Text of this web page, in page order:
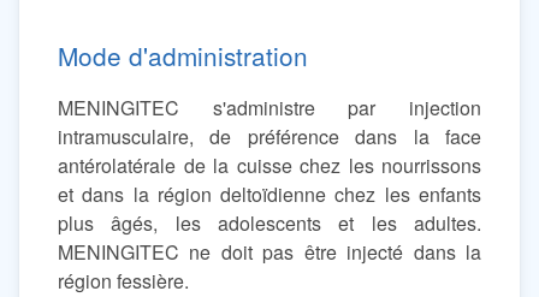
Mode d'administration
MENINGITEC s'administre par injection
intramusculaire, de préférence dans la face
antérolatérale de la cuisse chez les nourrissons
et dans la région deltoïdienne chez les enfants
plus âgés, les adolescents et les adultes.
MENINGITEC ne doit pas être injecté dans la
région fessière.